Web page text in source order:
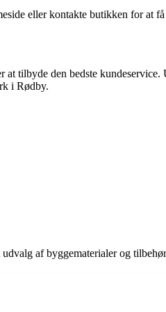
eller kontakte butikken for at få
tilbyde den bedste
i Rødby.
af byggematerialer og